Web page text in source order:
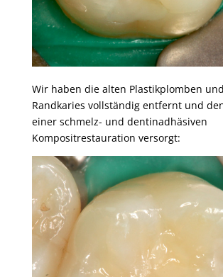
Wir haben die alten Plastikplomben
Randkaries vollständig entfernt und
einer schmelz- und dentinadhäsiven
Kompositrestauration versorgt: